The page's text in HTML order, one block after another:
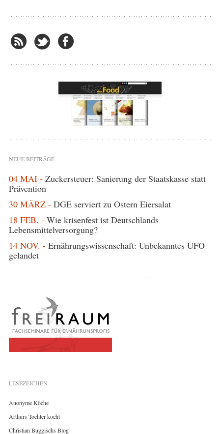
NEUE BEITRÄGE
04 MAI - Zuckersteuer: Sanierung der Staatskasse statt
Prävention
30 MÄRZ - DGE serviert zu Ostern Eiersalat
18 FEB. - Wie krisenfest ist Deutschlands
Lebensmittelversorgung?
14 NOV. - Ernährungswissenschaft: Unbekanntes UFO
gelandet
LESEZEICHEN
Anonyme Köche
Arthurs Tochter kocht
Christian Buggischs Blog